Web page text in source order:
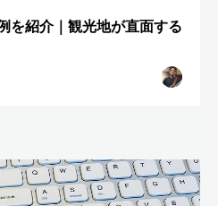
を紹介｜観光地が直面する